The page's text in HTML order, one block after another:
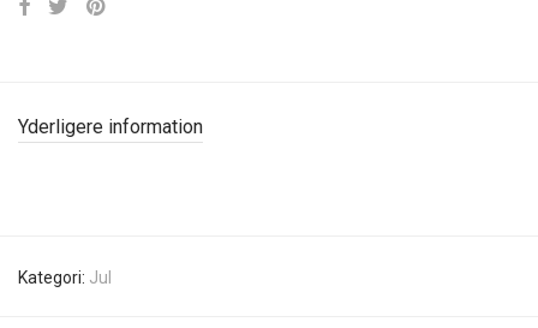
Yderligere information
Kategori: Jul